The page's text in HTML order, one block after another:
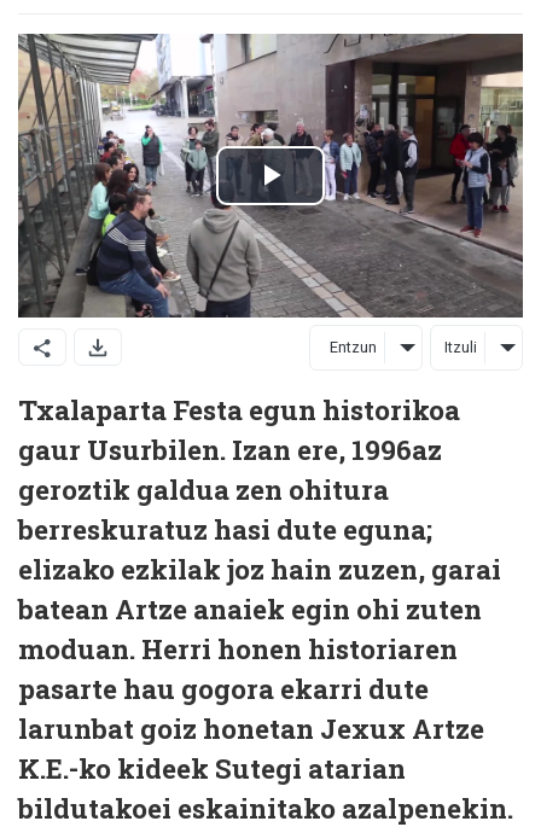
Entzun Itzuli
Txalaparta Festa egun historikoa
gaur Usurbilen. Izan ere, 1996az
geroztik galdua zen ohitura
berreskuratuz hasi dute eguna;
elizako ezkilak joz hain zuzen, garai
batean Artze anaiek egin ohi zuten
moduan. Herri honen historiaren
pasarte hau gogora ekarri dute
larunbat goiz honetan Jexux Artze
K.E.-ko kideek Sutegi atarian
bildutakoei eskainitako azalpenekin.